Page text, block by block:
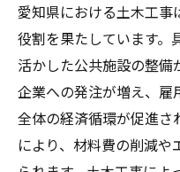
愛知県における土木工
役割を果たしています。
活かした公共施設の整備
企業への発注が増え、雇
全体の経済循環が促進さ
により、材料費の削減